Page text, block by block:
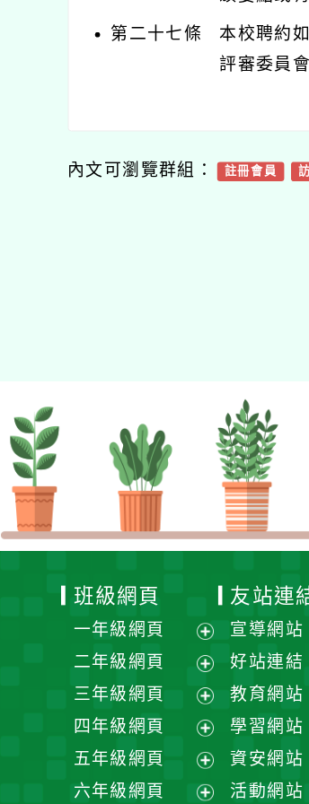
第二十七條 本校聘約
評審委員
內文可瀏覽群組： 註冊會員
班級網頁
一年級網頁
展
選
單
二年級網頁
展
選
單
三年級網頁
展
開
選
單
四年級網頁
展
開
五年級網頁
展
六年級網頁
友站連
宣導網站
好站連結
教育網站
學習網站
資安網站
活動網站